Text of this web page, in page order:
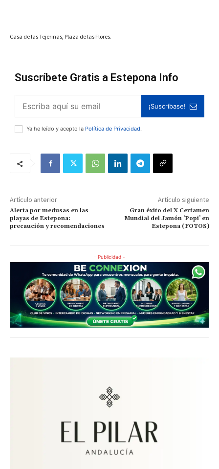
Casa de las Tejerinas, Plaza de las Flores.
Suscríbete Gratis a Estepona Info
¡Suscríbase!
Ya he leído y acepto la Política de Privacidad.
Artículo anterior
Alerta por medusas en las
playas de Estepona:
precaución y recomendaciones
Artículo siguiente
Gran éxito del X Certamen
Mundial del Jamón ‘Popi’ en
Estepona (FOTOS)
- Publicidad -